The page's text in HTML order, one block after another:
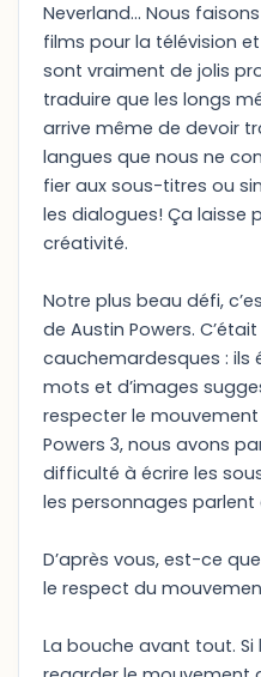
Neverland… Nous
films pour la télévision
sont vraiment de jolis
traduire que les longs
arrive même de devoir
langues que nous ne
fier aux sous-titres ou
les dialogues! Ça laisse
créativité.
Notre plus beau défi,
de Austin Powers.
cauchemardesques : ils
mots et d’images
respecter le mouvement
Powers 3, nous avons
difficulté à écrire les
les personnages parlent
D’après vous, est-ce
le respect du
La bouche avant tout. Si